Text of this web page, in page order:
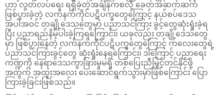
ဟာ လွတ်လပ်ရေး ရရှိခဲ့တဲ့အချိန်ကစလို့ ခေတ်အဆက်ဆက်
ဖြစ်ပွားခဲ့တဲ့ လက်နက်ကိုင်ပဋိပက္ခတွေကြောင့် နယ်စပ်ဒေသ
အပါအဝင် တချို့ဒေသတွေမှာ ပညာသင်ကြား ခွင့်တွေဆုံးရှုံးခဲ့ရ
ပြီး ပညာရည်နိမ့်ပါးခဲ့ကြရကြောင်း၊ ယခုလည်း တချို့ဒေသတွေ
မှာ ဖြစ်ပွားနေတဲ့ လက်နက်ကိုင်ပဋိပက္ခတွေကြောင့် ကလေးတွေရဲ့
ပညာသင်ကြားခွင့်တွေ ဆုံးရှုံးနေရကြောင်း၊ ဒါကြောင့် ပညာရေး
ကဏ္ဍကို နေရာဒေသကွာခြားမှုမရှိ တစ်ပြေးညီမြှင့်တင်နိုင်ဖို့
အတွက် အထူးအလေး ပေးဆောင်ရွက်သွားမှာဖြစ်ကြောင်း ပြော
ကြားခဲ့ခြင်းဖြစ်သည်။